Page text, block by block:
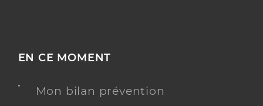
EN CE MOMENT
Mon bilan prévention